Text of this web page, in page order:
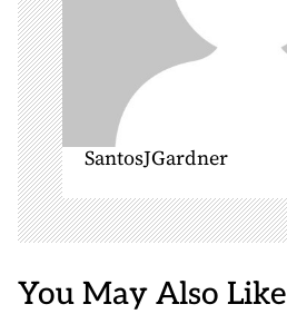
SantosJGardner
You May Also Like